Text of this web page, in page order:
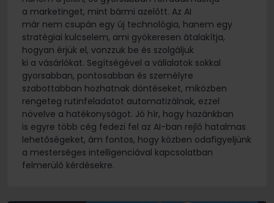
a marketinget, mint bármi azelőtt. Az AI
már nem csupán egy új technológia, hanem egy
stratégiai kulcselem, ami gyökeresen átalakítja,
hogyan érjük el, vonzzuk be és szolgáljuk
ki a vásárlókat. Segítségével a vállalatok sokkal
gyorsabban, pontosabban és személyre
szabottabban hozhatnak döntéseket, miközben
rengeteg rutinfeladatot automatizálnak, ezzel
növelve a hatékonyságot. Jó hír, hogy hazánkban
is egyre több cég fedezi fel az AI-ban rejlő hatalmas
lehetőségeket, ám fontos, hogy közben odafigyeljünk
a mesterséges intelligenciával kapcsolatban
felmerülő kérdésekre.